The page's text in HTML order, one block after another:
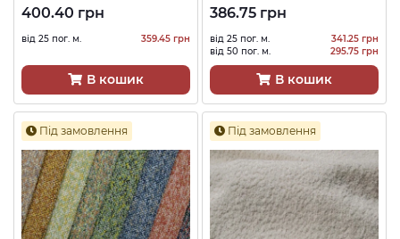
400.40 грн
від 25 пог. м. 359.45 грн
В кошик
386.75 грн
від 25 пог. м.
341.25 грн
від 50 пог. м.
295.75 грн
В кошик
Під замовлення Під замовлення